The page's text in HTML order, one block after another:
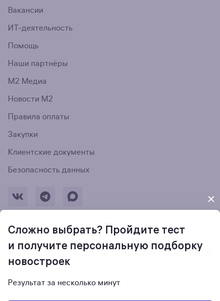
Вакансии
ИТ-деятельность
Помощь
Наши партнёры
М2 Медиа
Новости М2
Правила оплаты
Закупки
Клиентские документы
Безопасность данных
Оставить обратную связь
рекомендательные технологии . Использование сайта означает согласие
Сложно выбрать? Пройдите тест
и получите персональную подборку
новостроек
Результат за несколько минут